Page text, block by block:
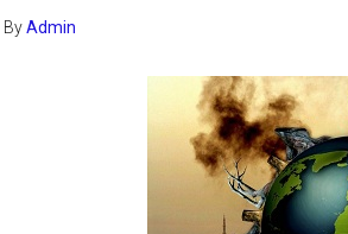
ByAdmin